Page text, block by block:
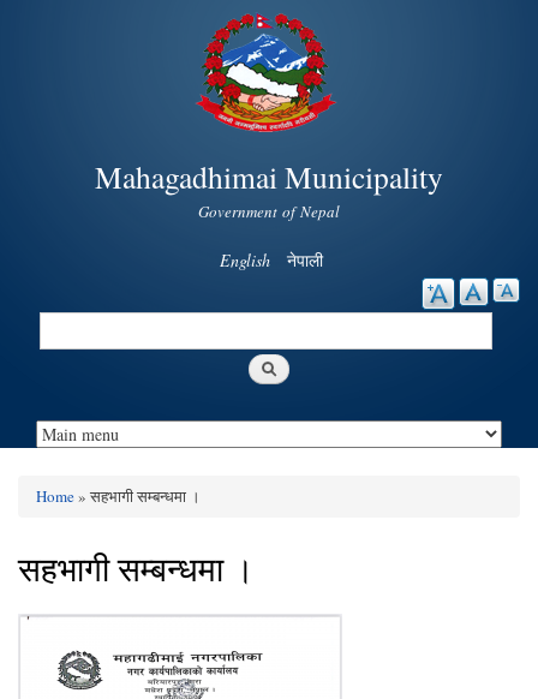
Skip to
main
content
Mahagadhimai Municipality
Government of Nepal
English नेपाली
Search
Home» सहभागी सम्बन्धमा ।
सहभागी सम्बन्धमा ।